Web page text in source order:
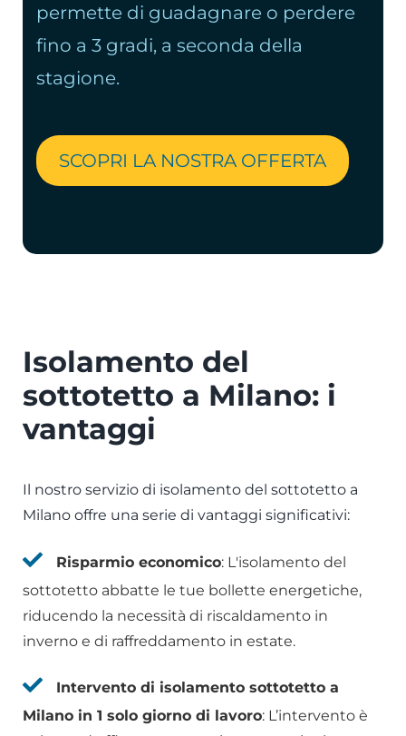
permette di guadagnare o perdere
fino a 3 gradi, a seconda della
stagione.
SCOPRI LA NOSTRA OFFERTA
Isolamento del
sottotetto a Milano: i
vantaggi
Il nostro servizio di isolamento del sottotetto a
Milano offre una serie di vantaggi significativi:
Risparmio economico: L'isolamento del
sottotetto abbatte le tue bollette energetiche,
riducendo la necessità di riscaldamento in
inverno e di raffreddamento in estate.
Intervento di isolamento sottotetto a
Milano in 1 solo giorno di lavoro: L’intervento è